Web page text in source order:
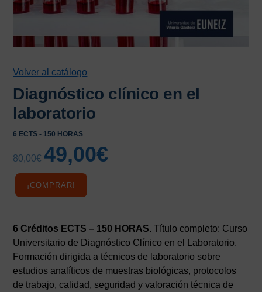
Volver al catálogo
Diagnóstico clínico en el
laboratorio
6 ECTS - 150 HORAS
80,00€
El
precio
49,00€
¡COMPRAR!
6 Créditos ECTS – 150 HORAS. Título completo: Curso
Universitario de Diagnóstico Clínico en el Laboratorio.
Formación dirigida a técnicos de laboratorio sobre
estudios analíticos de muestras biológicas, protocolos
de trabajo, calidad, seguridad y valoración técnica de